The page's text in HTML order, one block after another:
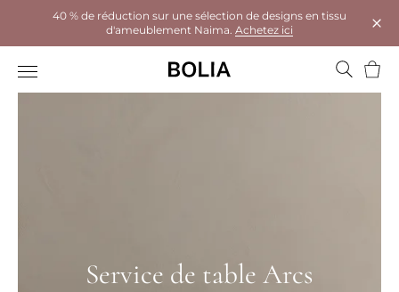
40 % de réduction sur une sélection de designs en tissu
d'ameublement Naima. Achetez ici
Service de table Arcs